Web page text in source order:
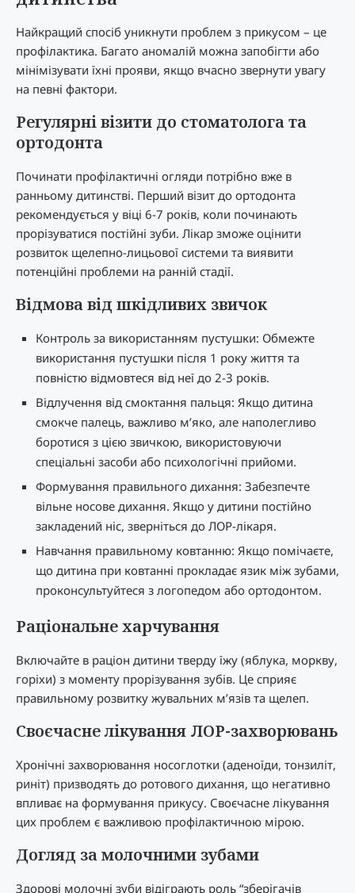
Найкращий спосіб уникнути проблем з прикусом – це
профілактика. Багато аномалій можна запобігти або
мінімізувати їхні прояви, якщо вчасно звернути увагу
на певні фактори.
Регулярні візити до стоматолога та
ортодонта
Починати профілактичні огляди потрібно вже в
ранньому дитинстві. Перший візит до ортодонта
рекомендується у віці 6-7 років, коли починають
прорізуватися постійні зуби. Лікар зможе оцінити
розвиток щелепно-лицьової системи та виявити
потенційні проблеми на ранній стадії.
Відмова від шкідливих звичок
Контроль за використанням пустушки: Обмежте
використання пустушки після 1 року життя та
повністю відмовтеся від неї до 2-3 років.
Відлучення від смоктання пальця: Якщо дитина
смокче палець, важливо м’яко, але наполегливо
боротися з цією звичкою, використовуючи
спеціальні засоби або психологічні прийоми.
Формування правильного дихання: Забезпечте
вільне носове дихання. Якщо у дитини постійно
закладений ніс, зверніться до ЛОР-лікаря.
Навчання правильному ковтанню: Якщо помічаєте,
що дитина при ковтанні прокладає язик між зубами,
проконсультуйтеся з логопедом або ортодонтом.
Раціональне харчування
Включайте в раціон дитини тверду їжу (яблука, моркву,
горіхи) з моменту прорізування зубів. Це сприяє
правильному розвитку жувальних м’язів та щелеп.
Своєчасне лікування ЛОР-захворювань
Хронічні захворювання носоглотки (аденоїди, тонзиліт,
риніт) призводять до ротового дихання, що негативно
впливає на формування прикусу. Своєчасне лікування
цих проблем є важливою профілактичною мірою.
Догляд за молочними зубами
Здорові молочні зуби відіграють роль “зберігачів